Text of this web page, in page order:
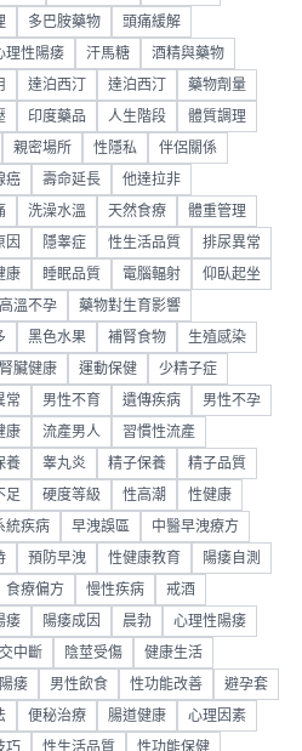
多巴胺藥物 頭痛緩解
理性陽痿 汗馬糖 酒精與藥物
達泊西汀 達泊西汀 藥物劑量
印度藥品 人生階段 體質調理
親密場所 性隱私 伴侶關係
癌 壽命延長 他達拉非
洗澡水溫 天然食療 體重管理
因 隱睾症 性生活品質 排尿異常
康 睡眠品質 電腦輻射 仰臥起坐
高溫不孕 藥物對生育影響
黑色水果 補腎食物 生殖感染
腎臟健康 運動保健 少精子症
常 男性不育 遺傳疾病 男性不孕
康 流產男人 習慣性流產
養 睾丸炎 精子保養 精子品質
足 硬度等級 性高潮 性健康
統疾病 早洩誤區 中醫早洩療方
預防早洩 性健康教育 陽痿自測
食療偏方 慢性疾病 戒酒
痿 陽痿成因 晨勃 心理性陽痿
中斷 陰莖受傷 健康生活
痿 男性飲食 性功能改善 避孕套
便秘治療 腸道健康 心理因素
巧 性生活品質 性功能保健